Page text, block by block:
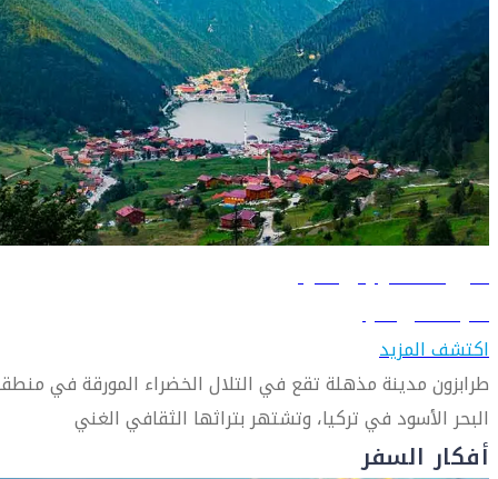
دليل السفر إلى طرابزون
تعرّف على طرابزون
اكتشف المزيد
طرابزون مدينة مذهلة تقع في التلال الخضراء المورقة في
البحر الأسود في تركيا، وتشتهر بتراثها الثقافي الغني
أفكار السفر